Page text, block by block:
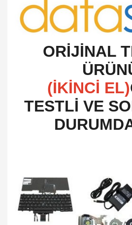
ORİJİNAL
(İKİNCİ EL)
TESTLİ VE